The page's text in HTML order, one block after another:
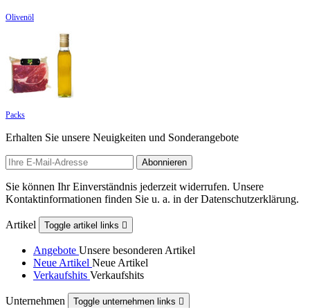
Olivenöl
Packs
Erhalten Sie unsere Neuigkeiten und Sonderangebote
Sie können Ihr Einverständnis jederzeit widerrufen. Unsere
Kontaktinformationen finden Sie u. a. in der Datenschutzerklärung.
Artikel Toggle artikel links 
Angebote Unsere besonderen Artikel
Neue Artikel Neue Artikel
Verkaufshits Verkaufshits
Unternehmen Toggle unternehmen links 